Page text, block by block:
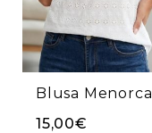
Blusa Menorca
15,00€